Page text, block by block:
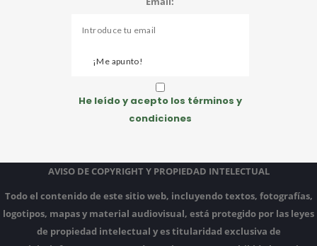
He leído y acepto los términos y
condiciones
AVISO DE COPYRIGHT Y PROPIEDAD INTELECTUAL
Todo el contenido de este sitio web, incluyendo textos, fotografías,
logotipos, mapas y material audiovisual, está protegido por las leyes
de propiedad intelectual y es titularidad exclusiva de